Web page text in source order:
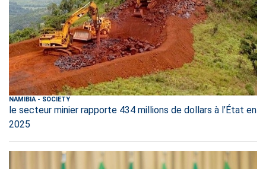
NAMIBIA- SOCIETY
le secteur minier rapporte 434 millions de dollars à l’État en
2025